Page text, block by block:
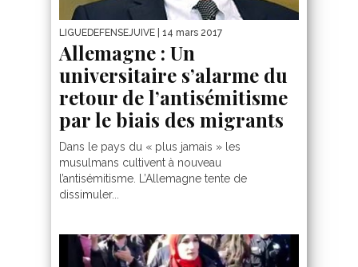
LIGUEDEFENSEJUIVE | 14 mars 2017
Allemagne : Un
universitaire s’alarme du
retour de l’antisémitisme
par le biais des migrants
Dans le pays du « plus jamais » les
musulmans cultivent à nouveau
l’antisémitisme. L’Allemagne tente de
dissimuler...